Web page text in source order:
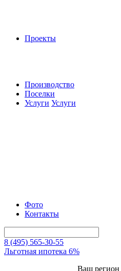
Проекты
Производство
Поселки
Услуги Услуги
Фото
Контакты
8 (495) 565-30-55
Льготная ипотека 6%
Ваш регион